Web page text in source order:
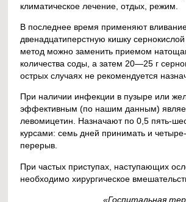
климатическое лечение, отдых, режим.
В последнее время применяют
двенадцатиперстную кишку
метод можно заменить приемом
количества соды, а затем 20—25 г
острых случаях не рекомендуется
При наличии инфекции в пузыре или
эффективным (по нашим данным)
левомицетин. Назначают по 0,5 пять-
курсами: семь дней принимать и
перерыв.
При частых приступах, наступающих
необходимо хирургическое
«Госпитальная